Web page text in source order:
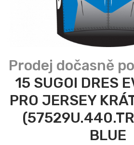
15 SUGOI DRES
PRO JERSEY
BLUE